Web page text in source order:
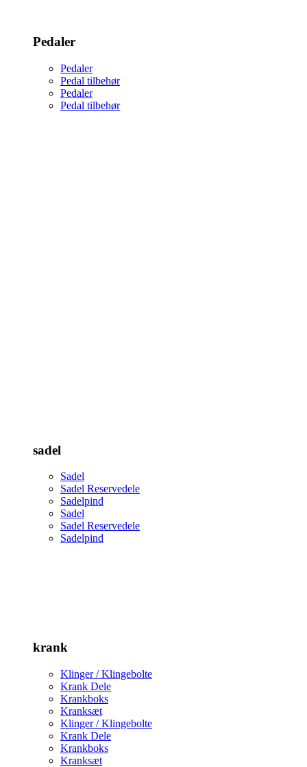
Pedaler
Pedaler
Pedal tilbehør
Pedaler
Pedal tilbehør
sadel
Sadel
Sadel Reservedele
Sadelpind
Sadel
Sadel Reservedele
Sadelpind
krank
Klinger / Klingebolte
Krank Dele
Krankboks
Kranksæt
Klinger / Klingebolte
Krank Dele
Krankboks
Kranksæt